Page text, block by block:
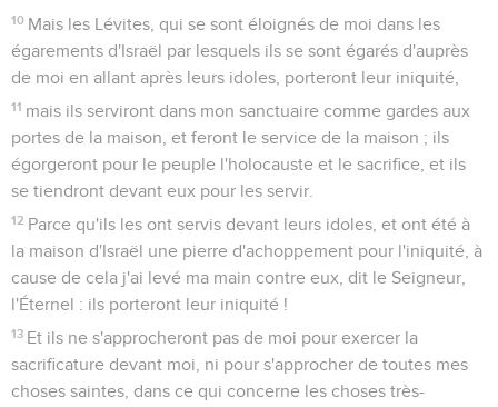
10 Mais les Lévites, qui se sont éloignés de moi dans les
égarements d'Israël par lesquels ils se sont égarés d'auprès
de moi en allant après leurs idoles, porteront leur iniquité,
11 mais ils serviront dans mon sanctuaire comme gardes aux
portes de la maison, et feront le service de la maison ; ils
égorgeront pour le peuple l'holocauste et le sacrifice, et ils
se tiendront devant eux pour les servir.
12 Parce qu'ils les ont servis devant leurs idoles, et ont été à
la maison d'Israël une pierre d'achoppement pour l'iniquité, à
cause de cela j'ai levé ma main contre eux, dit le Seigneur,
l'Éternel : ils porteront leur iniquité !
13 Et ils ne s'approcheront pas de moi pour exercer la
sacrificature devant moi, ni pour s'approcher de toutes mes
choses saintes, dans ce qui concerne les choses très-